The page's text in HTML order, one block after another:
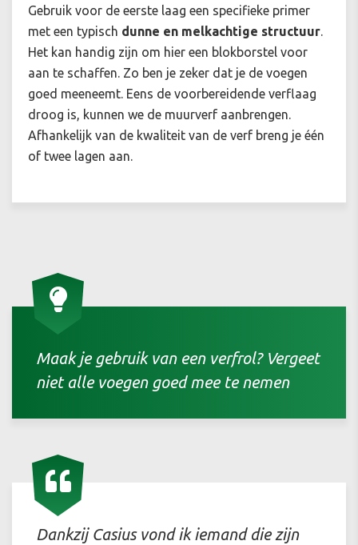
Gebruik voor de eerste laag een specifieke primer
met een typisch dunne en melkachtige structuur.
Het kan handig zijn om hier een blokborstel voor
aan te schaffen. Zo ben je zeker dat je de voegen
goed meeneemt. Eens de voorbereidende verflaag
droog is, kunnen we de muurverf aanbrengen.
Afhankelijk van de kwaliteit van de verf breng je één
of twee lagen aan.
Maak je gebruik van een verfrol? Vergeet
niet alle voegen goed mee te nemen
Dankzij Casius vond ik iemand die zijn